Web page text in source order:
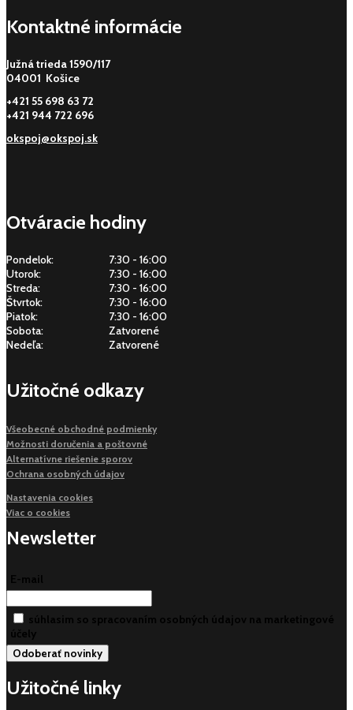
Kontaktné informácie
Južná trieda 1590/117
04001 Košice
+421 55 698 63 72
+421 944 722 696
okspoj@okspoj.sk
Otváracie hodiny
Pondelok:
7:30 - 16:00
Utorok:
7:30 - 16:00
Streda:
7:30 - 16:00
Štvrtok:
7:30 - 16:00
Piatok:
7:30 - 16:00
Sobota:
Zatvorené
Nedeľa:
Zatvorené
Užitočné odkazy
Všeobecné obchodné podmienky
Možnosti doručenia a poštovné
Alternatívne riešenie sporov
Ochrana osobných údajov
Nastavenia cookies
Viac o cookies
Newsletter
E-mail
súhlasim so spracovaním osobných údajov na marketingové
účely
Užitočné linky